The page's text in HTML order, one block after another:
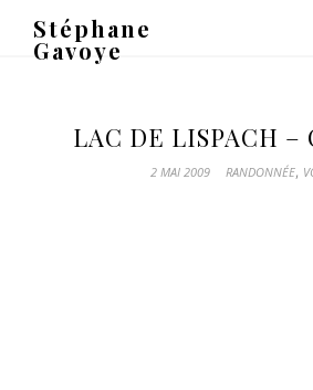
Stéphane
Gavoye
LAC DE LISPACH –
2 MAI 2009 RANDONNÉE,